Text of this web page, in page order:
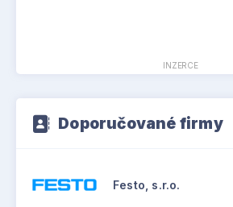
INZERCE
Doporučované firmy
Festo, s.r.o.